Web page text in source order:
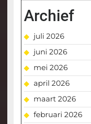
Archief
juli 2026
juni 2026
mei 2026
april 2026
maart 2026
februari 2026